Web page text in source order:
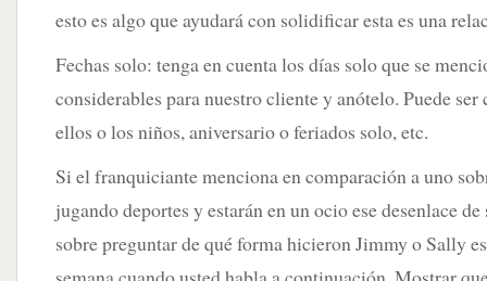
esto es algo que ayudará con solidificar esta es una
Fechas solo: tenga en cuenta los días solo que se
considerables para nuestro cliente y anótelo. Puede
ellos o los niños, aniversario o feriados solo, etc.
Si el franquiciante menciona en comparación a uno
jugando deportes y estarán en un ocio ese desenlace de
sobre preguntar de qué forma hicieron Jimmy o Sally